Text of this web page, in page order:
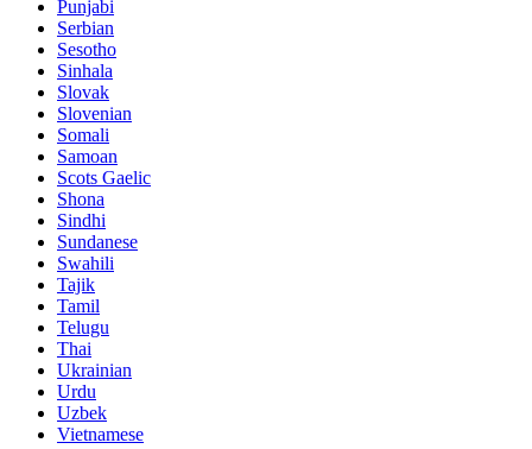
Punjabi
Serbian
Sesotho
Sinhala
Slovak
Slovenian
Somali
Samoan
Scots Gaelic
Shona
Sindhi
Sundanese
Swahili
Tajik
Tamil
Telugu
Thai
Ukrainian
Urdu
Uzbek
Vietnamese